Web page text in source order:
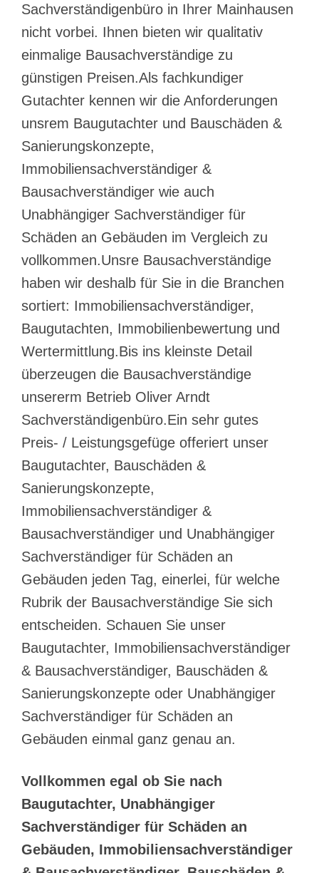
Sachverständigenbüro in Ihrer Mainhausen
nicht vorbei. Ihnen bieten wir qualitativ
einmalige Bausachverständige zu
günstigen Preisen.Als fachkundiger
Gutachter kennen wir die Anforderungen
unsrem Baugutachter und Bauschäden &
Sanierungskonzepte,
Immobiliensachverständiger &
Bausachverständiger wie auch
Unabhängiger Sachverständiger für
Schäden an Gebäuden im Vergleich zu
vollkommen.Unsre Bausachverständige
haben wir deshalb für Sie in die Branchen
sortiert: Immobiliensachverständiger,
Baugutachten, Immobilienbewertung und
Wertermittlung.Bis ins kleinste Detail
überzeugen die Bausachverständige
unsererm Betrieb Oliver Arndt
Sachverständigenbüro.Ein sehr gutes
Preis- / Leistungsgefüge offeriert unser
Baugutachter, Bauschäden &
Sanierungskonzepte,
Immobiliensachverständiger &
Bausachverständiger und Unabhängiger
Sachverständiger für Schäden an
Gebäuden jeden Tag, einerlei, für welche
Rubrik der Bausachverständige Sie sich
entscheiden. Schauen Sie unser
Baugutachter, Immobiliensachverständiger
& Bausachverständiger, Bauschäden &
Sanierungskonzepte oder Unabhängiger
Sachverständiger für Schäden an
Gebäuden einmal ganz genau an.
Vollkommen egal ob Sie nach
Baugutachter, Unabhängiger
Sachverständiger für Schäden an
Gebäuden, Immobiliensachverständiger